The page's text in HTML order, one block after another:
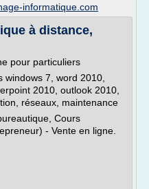
informatique.com
à distance,
pour particuliers
windows 7, word 2010,
2010, outlook 2010,
réseaux, maintenance
Cours
- Vente en ligne.